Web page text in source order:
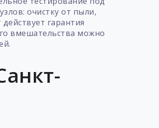
очистку от пыли,
гарантия
вмешательства можно